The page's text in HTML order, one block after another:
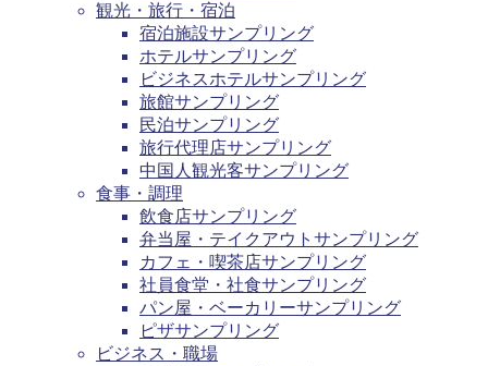
観光・旅行・宿泊
宿泊施設サンプリング
ホテルサンプリング
ビジネスホテルサンプリング
旅館サンプリング
民泊サンプリング
旅行代理店サンプリング
中国人観光客サンプリング
食事・調理
飲食店サンプリング
弁当屋・テイクアウトサンプリング
カフェ・喫茶店サンプリング
社員食堂・社食サンプリング
パン屋・ベーカリーサンプリング
ピザサンプリング
ビジネス・職場